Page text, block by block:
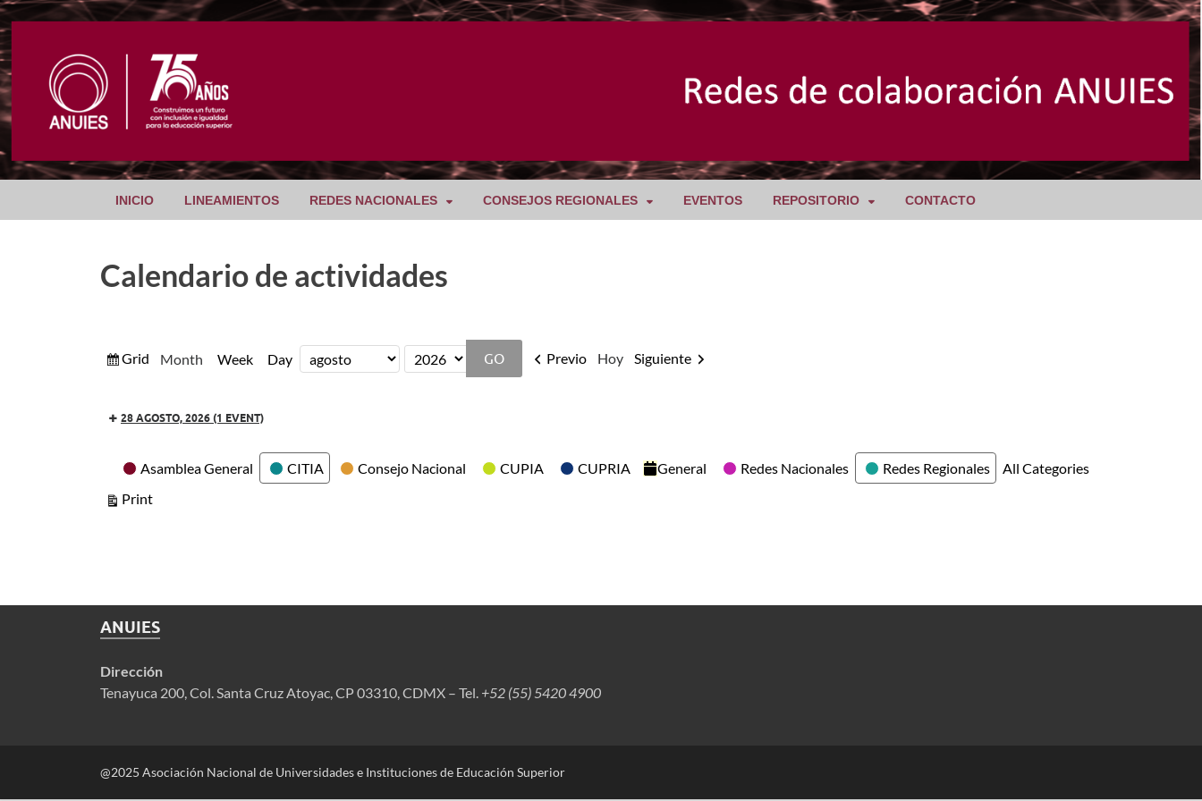
INICIO LINEAMIENTOS REDES NACIONALES CONSEJOS REGIONALES EVENTOS REPOSITORIO CONTACTO
Calendario de actividades
View
Grid Month Week Day
Month
Year
Previo Hoy Siguiente
28 AGOSTO, 2026 (1 EVENT)
CategoriesAsamblea General CITIA Consejo Nacional CUPIA CUPRIA General Redes Nacionales Redes Regionales
All Categories
PrintView
ANUIES
Dirección
Tenayuca 200, Col. Santa Cruz Atoyac, CP 03310, CDMX – Tel. +52 (55) 5420 4900
@2025 Asociación Nacional de Universidades e Instituciones de Educación Superior